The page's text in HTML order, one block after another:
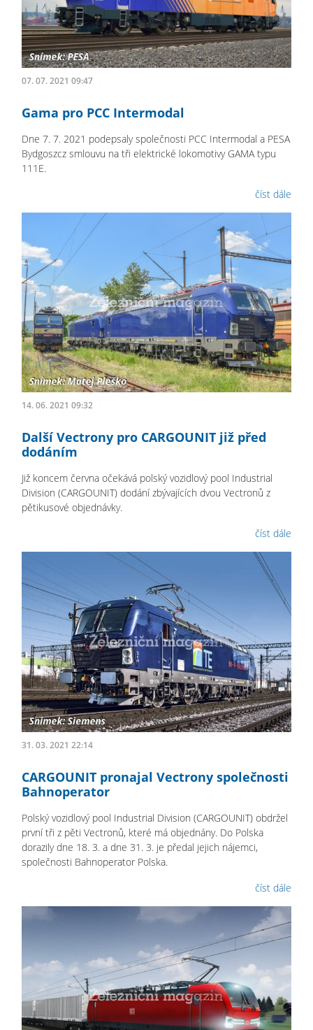
07. 07. 2021 09:47
Gama pro PCC Intermodal
Dne 7. 7. 2021 podepsaly společnosti PCC Intermodal a PESA
Bydgoszcz smlouvu na tři elektrické lokomotivy GAMA typu
111E.
číst dále
14. 06. 2021 09:32
Další Vectrony pro CARGOUNIT již před
dodáním
Již koncem června očekává polský vozidlový pool Industrial
Division (CARGOUNIT) dodání zbývajících dvou Vectronů z
pětikusové objednávky.
číst dále
31. 03. 2021 22:14
CARGOUNIT pronajal Vectrony společnosti
Bahnoperator
Polský vozidlový pool Industrial Division (CARGOUNIT) obdržel
první tři z pěti Vectronů, které má objednány. Do Polska
dorazily dne 18. 3. a dne 31. 3. je předal jejich nájemci,
společnosti Bahnoperator Polska.
číst dále